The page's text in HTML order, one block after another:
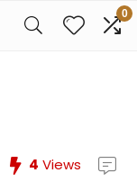
0
4 Views